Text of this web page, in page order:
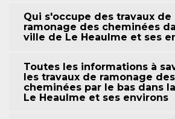
Qui s'occupe des travaux de
ramonage des cheminées
ville de Le Heaulme et ses
Toutes les informations à
les travaux de ramonage des
cheminées par le bas dans
Le Heaulme et ses environs